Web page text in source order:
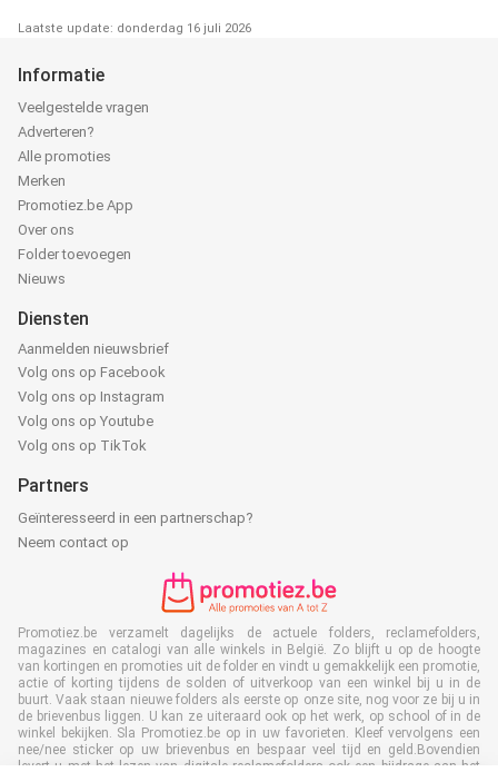
Laatste update: donderdag 16 juli 2026
Informatie
Veelgestelde vragen
Adverteren?
Alle promoties
Merken
Promotiez.be App
Over ons
Folder toevoegen
Nieuws
Diensten
Aanmelden nieuwsbrief
Volg ons op Facebook
Volg ons op Instagram
Volg ons op Youtube
Volg ons op TikTok
Partners
Geïnteresseerd in een partnerschap?
Neem contact op
Promotiez.be verzamelt dagelijks de actuele folders, reclamefolders,
magazines en catalogi van alle winkels in België. Zo blijft u op de hoogte
van kortingen en promoties uit de folder en vindt u gemakkelijk een promotie,
actie of korting tijdens de solden of uitverkoop van een winkel bij u in de
buurt. Vaak staan nieuwe folders als eerste op onze site, nog voor ze bij u in
de brievenbus liggen. U kan ze uiteraard ook op het werk, op school of in de
winkel bekijken. Sla Promotiez.be op in uw favorieten. Kleef vervolgens een
nee/nee sticker op uw brievenbus en bespaar veel tijd en geld.Bovendien
levert u met het lezen van digitale reclamefolders ook een bijdrage aan het